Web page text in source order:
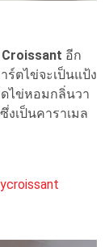
Croissant อีก
ตไข่จะเป็นแป้ง
ดไข่หอมกลิ่นวา
งเป็นคาราเมล